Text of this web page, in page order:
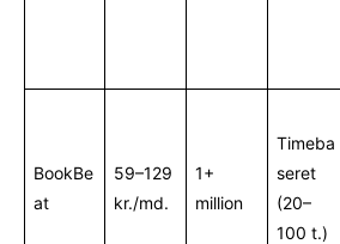
BookBe
at
59–129
kr./md.
1+
million
Timeba
seret
(20–
100 t.)